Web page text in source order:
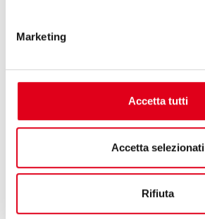
Marketing
Accetta tutti
Accetta selezionati
Rifiuta